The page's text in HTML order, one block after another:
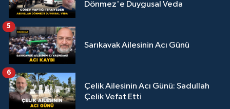
Dönmez'e Duygusal Veda
Sarıkavak Ailesinin Acı Günü
5
Çelik Ailesinin Acı Günü: Sadullah
Çelik Vefat Etti
6